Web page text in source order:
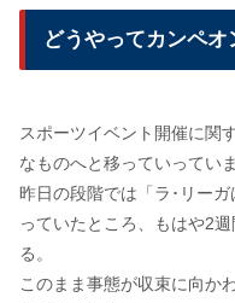
どうやってカンペオ
スポーツイベント開催に関
なものへと移っていっていま
昨日の段階では「ラ･リー
っていたところ、もはや2
る。
このまま事態が収束に向か